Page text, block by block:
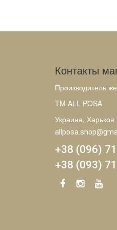
Контакты
Производитель
TM ALL POSA
Украина, Харьков
+38 (096)
+38 (093)